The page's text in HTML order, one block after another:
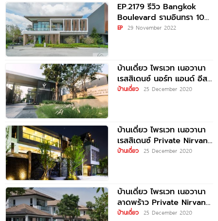
EP.2179 รีวิว Bangkok
Boulevard รามอินทรา 109
ใกล้รถไฟฟ้าเพียง 3 นาที
EP 29 November 2022
บ้านเดี่ยว ไพรเวท เนอวานา
เรสสิเดนซ์ นอร์ท แอนด์ อีส
Private Nirvana
บ้านเดี่ยว 25 December 2020
บ้านเดี่ยว ไพรเวท เนอวานา
เรสสิเดนซ์ Private Nirvana
Residence
บ้านเดี่ยว 25 December 2020
บ้านเดี่ยว ไพรเวท เนอวานา
ลาดพร้าว Private Nirvana
Ladprao
บ้านเดี่ยว 25 December 2020